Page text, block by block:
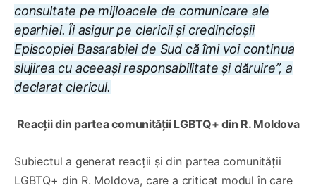
consultate pe mijloacele de comunicare ale
eparhiei. Îi asigur pe clericii și credincioșii
Episcopiei Basarabiei de Sud că îmi voi continua
slujirea cu aceeași responsabilitate și dăruire”, a
declarat clericul.
Reacții din partea comunității LGBTQ+ din R. Moldova
Subiectul a generat reacții și din partea comunității
LGBTQ+ din R. Moldova, care a criticat modul în care